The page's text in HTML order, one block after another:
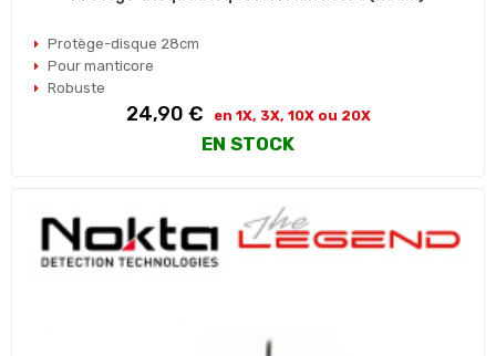
Protège-disque 28cm
Pour manticore
Robuste
Prix
24,90 € en 1X, 3X, 10X ou 20X
EN STOCK